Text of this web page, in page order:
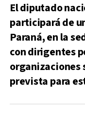
El diputado
participará de
Paraná, en la
con dirigentes
organizaciones
prevista para